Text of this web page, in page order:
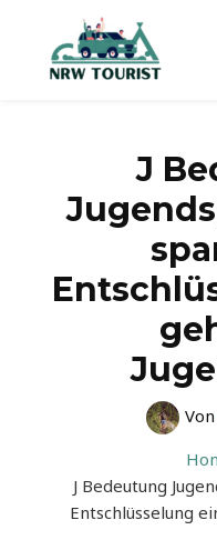
springen
J
Von
J Bedeutung
Entschlüsselung